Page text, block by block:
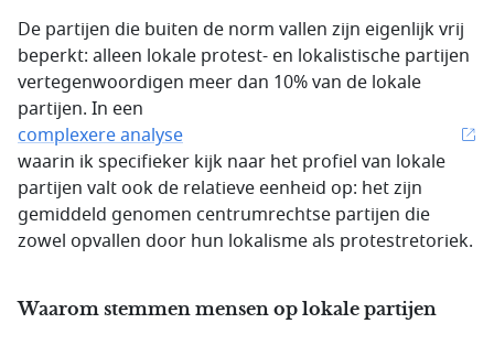
De partijen die buiten de norm vallen zijn eigenlijk vrij
beperkt: alleen lokale protest- en lokalistische partijen
vertegenwoordigen meer dan 10% van de lokale
partijen. In een
complexere analyse
waarin ik specifieker kijk naar het profiel van lokale
partijen valt ook de relatieve eenheid op: het zijn
gemiddeld genomen centrumrechtse partijen die
zowel opvallen door hun lokalisme als protestretoriek.
Waarom stemmen mensen op lokale partijen